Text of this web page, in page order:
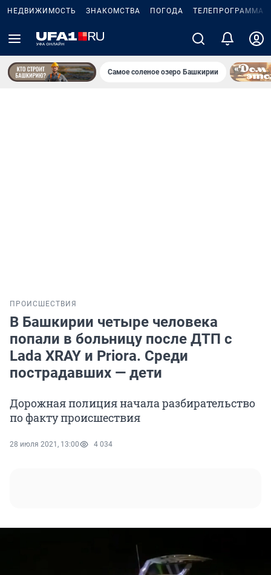
НЕДВИЖИМОСТЬ ЗНАКОМСТВА ПОГОДА ТЕЛЕПРОГРАММА
Самое соленое озеро Башкирии
ПРОИСШЕСТВИЯ
В Башкирии четыре человека
попали в больницу после ДТП с
Lada XRAY и Priora. Среди
пострадавших — дети
Дорожная полиция начала разбирательство
по факту происшествия
28 июля 2021, 13:00 4 034